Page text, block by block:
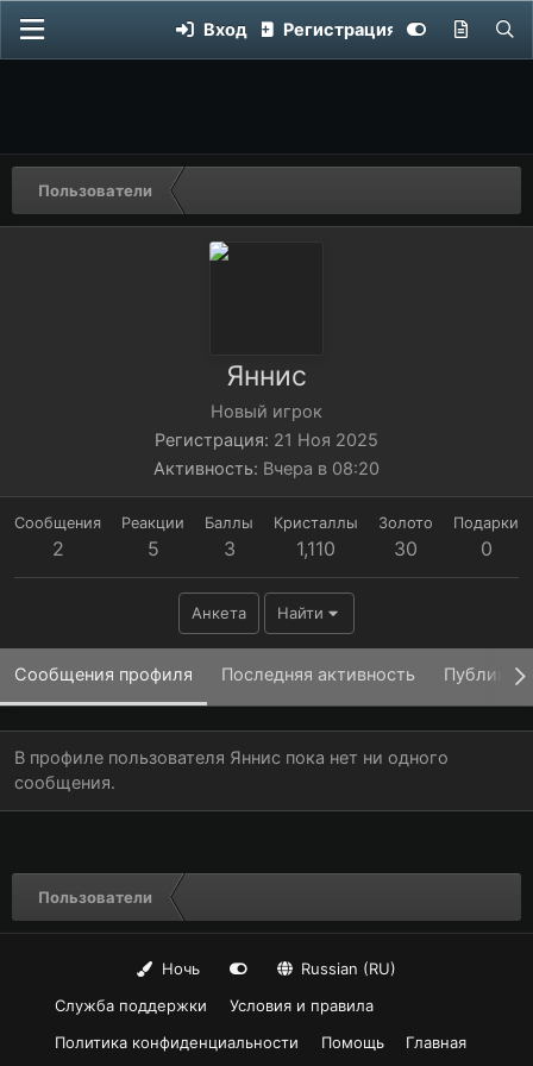
Вход Регистрация
Пользователи
Яннис
Новый игрок
Регистрация 21 Ноя 2025
Активность Вчера в 08:20
Сообщения
2
Реакции
5
Баллы
3
Кристаллы
1,110
Золото
30
Подарки
0
Анкета Найти
Сообщения профиля Последняя активность
В профиле пользователя Яннис пока нет ни одного
сообщения.
Пользователи
Ночь
Russian (RU)
Служба поддержки
Условия и правила
Политика конфиденциальности
Помощь Главная